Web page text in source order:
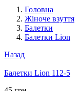
Головна
Жіноче взуття
Балетки
Балетки Lion
Назад
Балетки Lion 112-5